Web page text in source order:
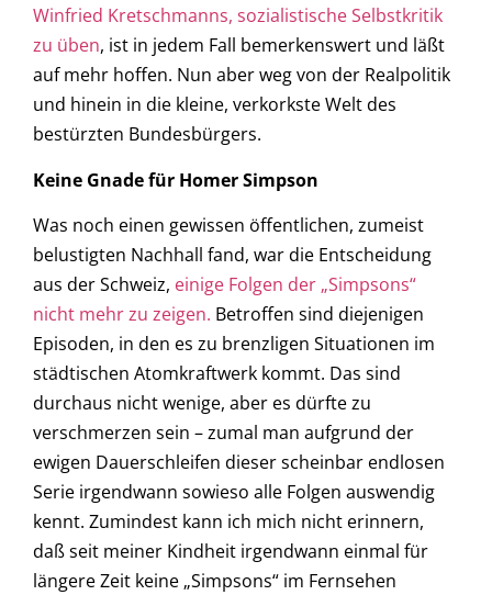
Winfried Kretschmanns, sozialistische Selbstkritik
zu üben, ist in jedem Fall bemerkenswert und läßt
auf mehr hoffen. Nun aber weg von der Realpolitik
und hinein in die kleine, verkorkste Welt des
bestürzten Bundesbürgers.
Keine Gnade für Homer Simpson
Was noch einen gewissen öffentlichen, zumeist
belustigten Nachhall fand, war die Entscheidung
aus der Schweiz, einige Folgen der „Simpsons“
nicht mehr zu zeigen. Betroffen sind diejenigen
Episoden, in den es zu brenzligen Situationen im
städtischen Atomkraftwerk kommt. Das sind
durchaus nicht wenige, aber es dürfte zu
verschmerzen sein – zumal man aufgrund der
ewigen Dauerschleifen dieser scheinbar endlosen
Serie irgendwann sowieso alle Folgen auswendig
kennt. Zumindest kann ich mich nicht erinnern,
daß seit meiner Kindheit irgendwann einmal für
längere Zeit keine „Simpsons“ im Fernsehen